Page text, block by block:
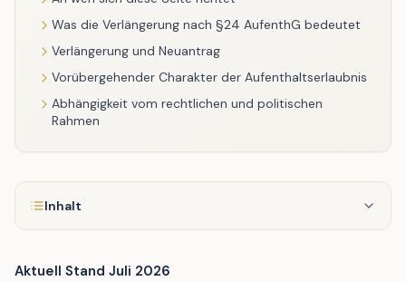
Was die Verlängerung nach §24 AufenthG bedeutet
Verlängerung und Neuantrag
Vorübergehender Charakter der Aufenthaltserlaubnis
Abhängigkeit vom rechtlichen und politischen
Rahmen
Inhalt
Aktuell Stand Juli 2026